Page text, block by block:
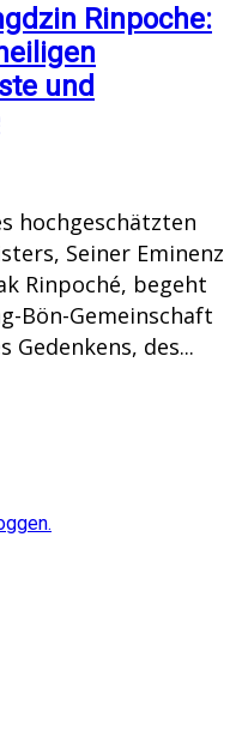
Rinpoche:
und
hochgeschätzten
Seiner Eminenz
Rinpoché, begeht
Bön-Gemeinschaft
Gedenkens, des...